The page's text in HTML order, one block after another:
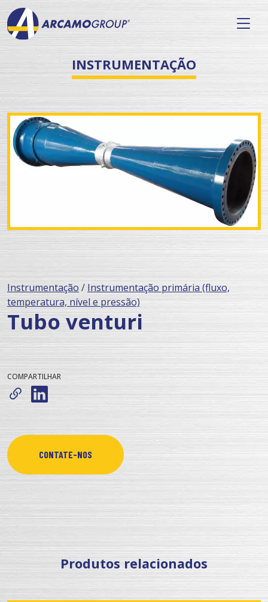
INSTRUMENTAÇÃO
Instrumentação / Instrumentação primária (fluxo,
temperatura, nível e pressão)
Tubo venturi
COMPARTILHAR
CONTATE-NOS
Produtos relacionados